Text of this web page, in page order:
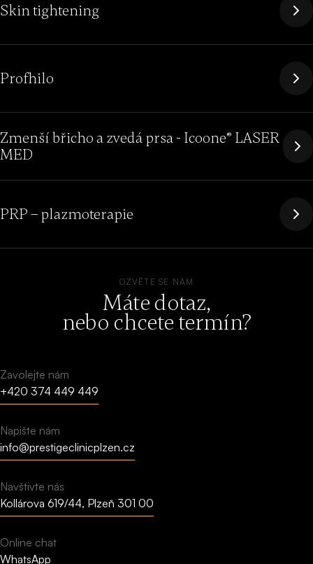
Skin tightening
Profhilo
Zmenší břicho a zvedá prsa - Icoone® LASER
MED
PRP – plazmoterapie
OZVĚTE SE NÁM
Máte dotaz,
nebo chcete termín?
Zavolejte nám
+420 374 449 449
Napište nám
info@prestigeclinicplzen.cz
Navštivte nás
Kollárova 619/44, Plzeň 301 00
Online chat
WhatsApp